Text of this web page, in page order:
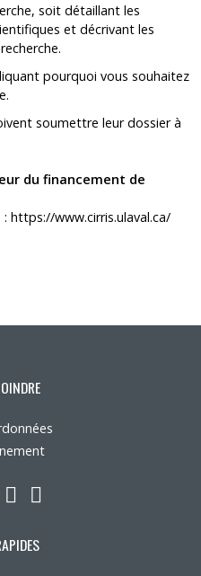
soit détaillant les
et décrivant les
pourquoi vous souhaitez
soumettre leur dossier à
du financement de
: https://www.cirris.ulaval.ca/
YouTube
Twitter